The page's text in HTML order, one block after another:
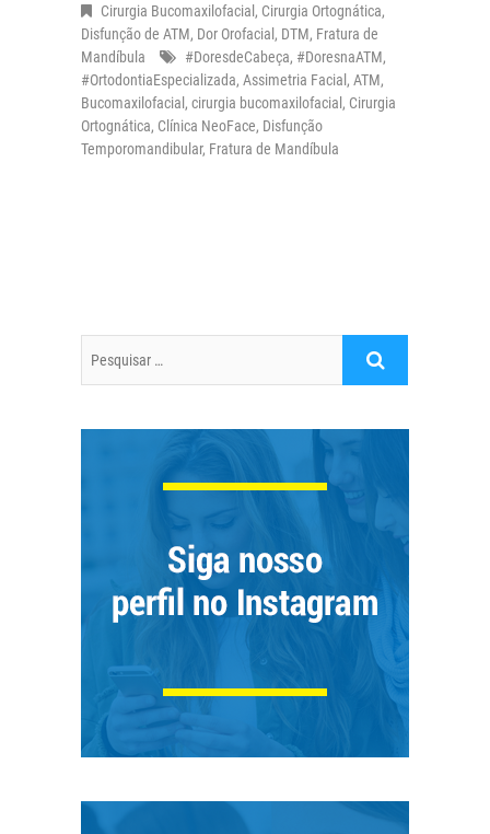
Cirurgia Bucomaxilofacial , Cirurgia Ortognática,
Disfunção de ATM, Dor Orofacial , DTM, Fratura de
Mandíbula
#DoresdeCabeça, #DoresnaATM,
#OrtodontiaEspecializada, Assimetria Facial , ATM,
Bucomaxilofacial , cirurgia bucomaxilofacial , Cirurgia
Ortognática, Clínica NeoFace, Disfunção
Temporomandibular, Fratura de Mandíbula
Pesquisar